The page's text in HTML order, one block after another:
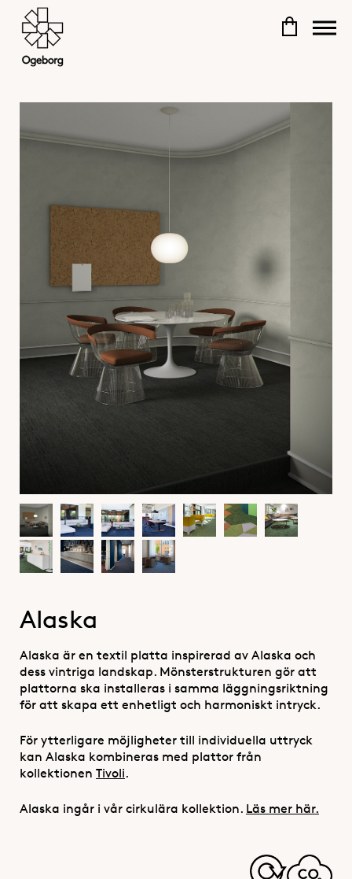
Alaska
Alaska är en textil platta inspirerad av Alaska och
dess vintriga landskap. Mönsterstrukturen gör att
plattorna ska installeras i samma läggningsriktning
för att skapa ett enhetligt och harmoniskt intryck.
För ytterligare möjligheter till individuella uttryck
kan Alaska kombineras med plattor från
kollektionen Tivoli.
Alaska ingår i vår cirkulära kollektion. Läs mer här.